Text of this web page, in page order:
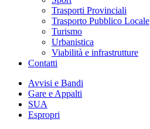
Trasporti Provinciali
Trasporto Pubblico Locale
Turismo
Urbanistica
Viabilità e infrastrutture
Contatti
Avvisi e Bandi
Gare e Appalti
SUA
Espropri